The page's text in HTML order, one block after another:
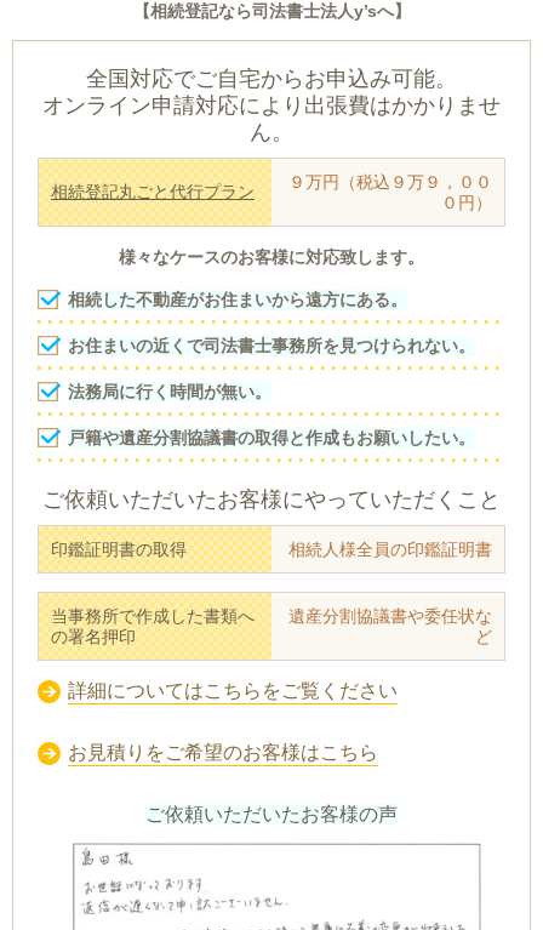
【相続登記なら司法書士法人y’sへ】
全国対応でご自宅からお申込み可能。
オンライン申請対応により出張費はかかりませ
ん。
相続登記丸ごと代行プラン
９万円（税込９万９，００
０円）
様々なケースのお客様に対応致します。
相続した不動産がお住まいから遠方にある。
お住まいの近くで司法書士事務所を見つけられない。
法務局に行く時間が無い。
戸籍や遺産分割協議書の取得と作成もお願いしたい。
ご依頼いただいたお客様にやっていただくこと
印鑑証明書の取得 相続人様全員の印鑑証明書
当事務所で作成した書類へ
の署名押印
遺産分割協議書や委任状な
ど
詳細についてはこちらをご覧ください
お見積りをご希望のお客様はこちら
ご依頼いただいたお客様の声